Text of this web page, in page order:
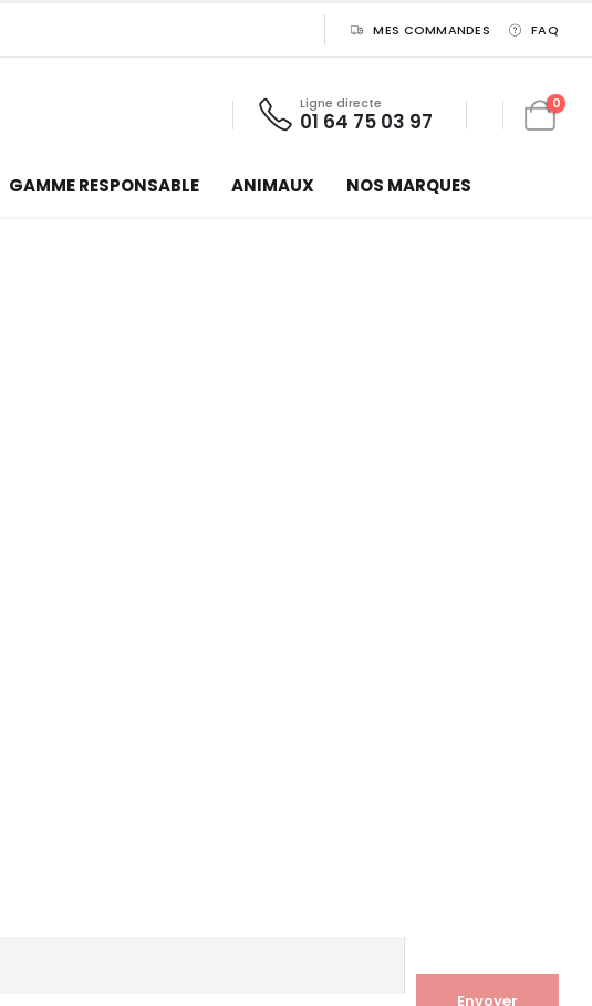
MES COMMANDES FAQ
Ligne directe
01 64 75 03 97
0
GAMME RESPONSABLE ANIMAUX NOS MARQUES